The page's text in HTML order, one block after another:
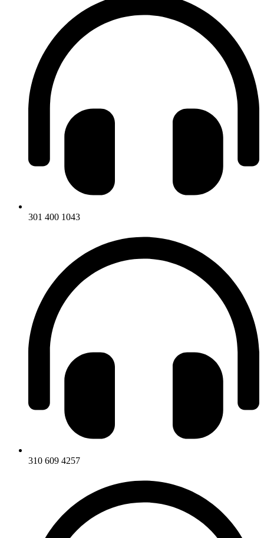
301 400 1043
310 609 4257